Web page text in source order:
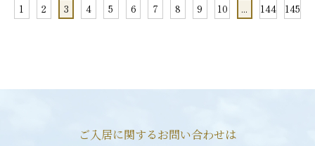
1 2 3 4 5 6 7 8 9 10 ... 144 145
ご入居に関するお問い合わせは